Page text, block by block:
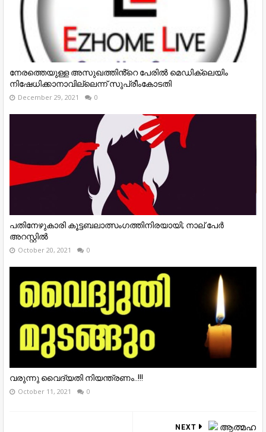
നേരത്തെയുള്ള അസുഖത്തിൻ്റെ പേരിൽ മെഡിക്ലെയിം
നിഷേധിക്കാനാവില്ലെന്ന് സുപ്രീംകോടതി
December 29, 2021 0
പതിനേഴുകാരി കൂട്ടബലാത്സംഗത്തിനിരയായി; നാല് പേർ
അറസ്റ്റിൽ
October 20, 2021 0
വരുന്നു വൈദ്യതി നിയന്ത്രണം..!!!
October 11, 2021 0
NEXT